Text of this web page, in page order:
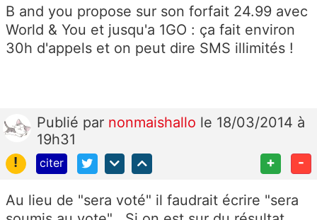
B and you propose sur son forfait 24.99 avec
World & You et jusqu'a 1GO : ça fait environ
30h d'appels et on peut dire SMS illimités !
Publié par nonmaishallo le 18/03/2014 à
19h31
!
citer + -
Au lieu de "sera voté" il faudrait écrire "sera